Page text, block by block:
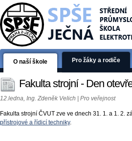
O naší škole Pro žáky a rodiče
Fakulta strojní - Den
12.ledna, Ing. Zdeněk Velich | Pro veřejnost
Fakulta strojní ČVUT zve ve dnech 31. 1. a 1. 2.
přístrojové a řídicí techniky.